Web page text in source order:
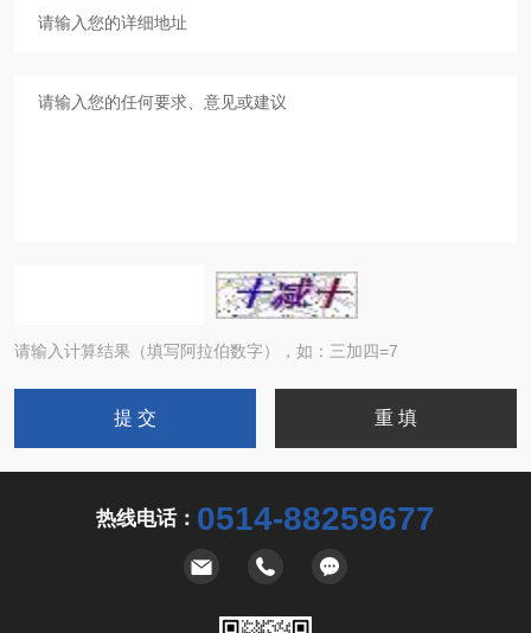
请输入计算结果（填写阿拉伯数字），如：三加四=7
热线电话： 0514-88259677